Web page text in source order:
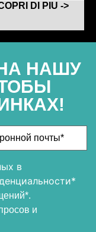
DI PIU ->
НАШУ
в
и